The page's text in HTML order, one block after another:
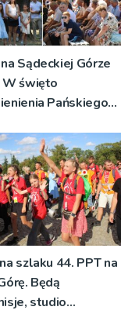
na Sądeckiej Górze
W święto
Pańskiego
Sakramentów
szlaku 44. PPT na
Będą
studio